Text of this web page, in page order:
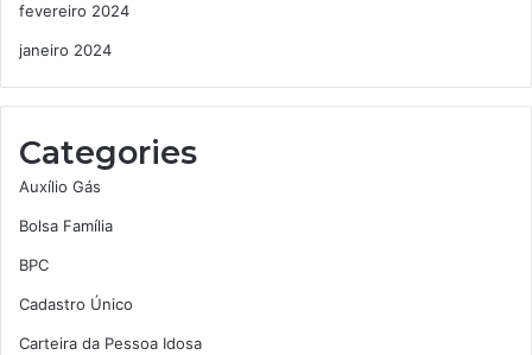
fevereiro 2024
janeiro 2024
Categories
Auxílio Gás
Bolsa Família
BPC
Cadastro Único
Carteira da Pessoa Idosa